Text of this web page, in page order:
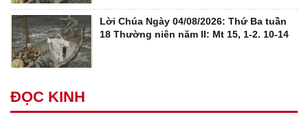
Lời Chúa Ngày 04/08/2026: Thứ Ba tuần
18 Thường niên năm II: Mt 15, 1-2. 10-14
ĐỌC KINH